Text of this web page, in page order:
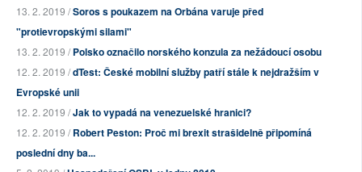
13. 2. 2019 /Soros s poukazem na Orbána varuje před
"protievropskými silami"
13. 2. 2019 /Polsko označilo norského konzula za nežádoucí osobu
12. 2. 2019 /dTest: České mobilní služby patří stále k nejdražším v
Evropské unii
12. 2. 2019 /Jak to vypadá na venezuelské hranici?
12. 2. 2019 /Robert Peston: Proč mi brexit strašidelně připomíná
poslední dny ba...